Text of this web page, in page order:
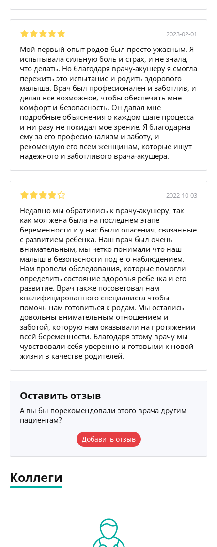
2023-02-01
Мой первый опыт родов был просто ужасным. Я
испытывала сильную боль и страх, и не знала,
что делать. Но благодаря врачу-акушеру я смогла
пережить это испытание и родить здорового
малыша. Врач был професионален и заботлив, и
делал все возможное, чтобы обеспечить мне
комфорт и безопасность. Он давал мне
подробные объяснения о каждом шаге процесса
и ни разу не покидал мое зрение. Я благодарна
ему за его професионализм и заботу, и
рекомендую его всем женщинам, которые ищут
надежного и заботливого врача-акушера.
2022-10-03
Недавно мы обратились к врачу-акушеру, так
как моя жена была на последнем этапе
беременности и у нас были опасения, связанные
с развитием ребенка. Наш врач был очень
внимательным, мы четко понимали что наш
малыш в безопасности под его наблюдением.
Нам провели обследования, которые помогли
определить состояние здоровья ребенка и его
развитие. Врач также посоветовал нам
квалифицированного специалиста чтобы
помочь нам готовиться к родам. Мы остались
довольны внимательным отношением и
заботой, которую нам оказывали на протяжении
всей беременности. Благодаря этому врачу мы
чувствовали себя уверенно и готовыми к новой
жизни в качестве родителей.
Оставить отзыв
А вы бы порекомендовали этого врача другим
пациентам?
Добавить отзыв
Коллеги